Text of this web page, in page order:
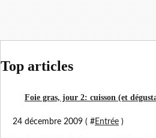
Top articles
Foie gras, jour 2: cuisson (et
24 décembre 2009 ( #Entrée )